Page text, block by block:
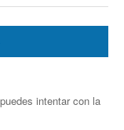
intentar con la